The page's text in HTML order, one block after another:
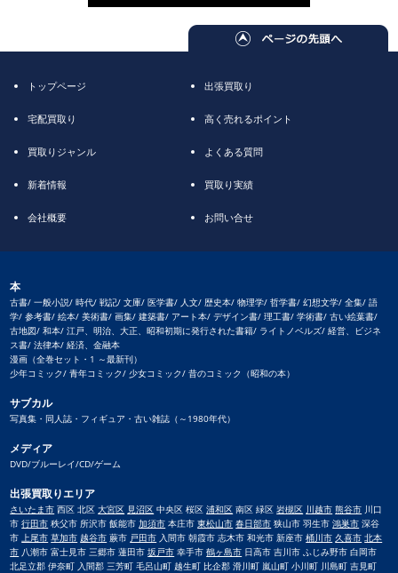
トップページ 出張買取り
宅配買取り 高く売れるポイント
買取りジャンル よくある質問
新着情報 買取り実績
会社概要 お問い合せ
本
古書/ 一般小説/ 時代/ 戦記/ 文庫/ 医学書/ 人文/ 歴史本/ 物理学/ 哲学書/ 幻想文学/ 全集/ 語
学/ 参考書/ 絵本/ 美術書/ 画集/ 建築書/ アート本/ デザイン書/ 理工書/ 学術書/ 古い絵葉書/
古地図/ 和本/ 江戸、明治、大正、昭和初期に発行された書籍/ ライトノベルズ/ 経営、ビジネ
ス書/ 法律本/ 経済、金融本
漫画（全巻セット・1 ～最新刊）
少年コミック/ 青年コミック/ 少女コミック/ 昔のコミック（昭和の本）
サブカル
写真集・同人誌・フィギュア・古い雑誌（～1980年代）
メディア
DVD/ブルーレイ/CD/ゲーム
出張買取りエリア
さいたま市 西区 北区大宮区 見沼区 中央区 桜区浦和区 南区 緑区岩槻区 川越市 熊谷市 川口
市行田市 秩父市 所沢市 飯能市加須市 本庄市東松山市 春日部市 狭山市 羽生市鴻巣市 深谷
市上尾市 草加市 越谷市 蕨市 戸田市 入間市 朝霞市 志木市 和光市 新座市桶川市 久喜市 北本
市 八潮市 富士見市 三郷市 蓮田市坂戸市 幸手市鶴ヶ島市 日高市 吉川市 ふじみ野市 白岡市
北足立郡 伊奈町 入間郡 三芳町 毛呂山町 越生町 比企郡 滑川町 嵐山町 小川町 川島町 吉見町